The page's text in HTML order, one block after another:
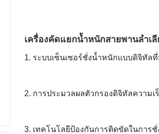
เครื่องคัดแยกน้ำหนักสายพานลำเลี
1. ระบบเซ็นเซอร์ชั่งน้ำหนักแบบดิจิทัล
2. การประมวลผลตัวกรองดิจิทัลความ
3. เทคโนโลยีป้องกันการติดขัดในการ